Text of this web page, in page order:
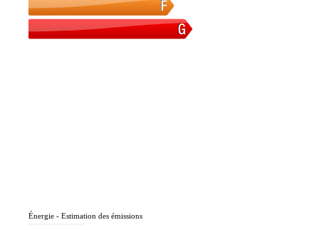
Énergie - Estimation des émissions